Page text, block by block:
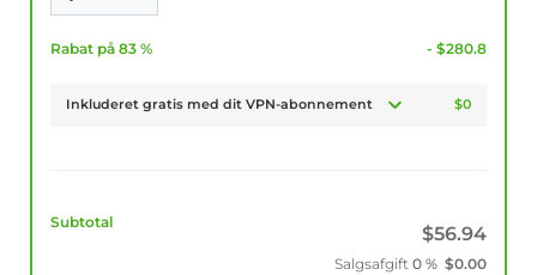
Rabat på 83 % - $280.8
Inkluderet gratis med dit VPN-abonnement $0
Subtotal
$56.94
Salgsafgift 0 % $0.00